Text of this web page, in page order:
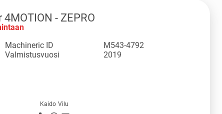
- ZEPRO
Machineric ID
M543-4792
Valmistusvuosi
2019
Kaido Vilu